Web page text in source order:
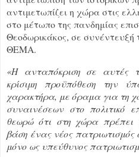
αντιμετωπίζει η χώρα στις
στο μέτωπο της πανδημίας
Θεοδωρικάκος, σε
ΘΕΜΑ.
«Η ανταπόκριση σε αυτές
κρίσιμη προϋπόθεση την
χαρακτήρα, με όραμα για τη
συναινέσεων στο πολιτικό
θεωρώ ότι στη χώρα
βάση ένας νέος
μόνο ως υπεύθυνος